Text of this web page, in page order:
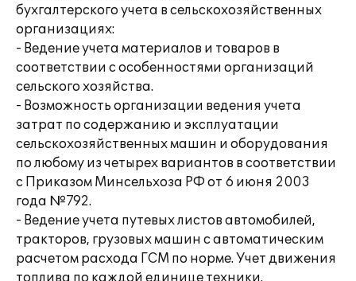
бухгалтерского учета в сельскохозяйственных
организациях:
- Ведение учета материалов и товаров в
соответствии с особенностями организаций
сельского хозяйства.
- Возможность организации ведения учета
затрат по содержанию и эксплуатации
сельскохозяйственных машин и оборудования
по любому из четырех вариантов в соответствии
с Приказом Минсельхоза РФ от 6 июня 2003
года №792.
- Ведение учета путевых листов автомобилей,
тракторов, грузовых машин с автоматическим
расчетом расхода ГСМ по норме. Учет движения
топлива по каждой единице техники.